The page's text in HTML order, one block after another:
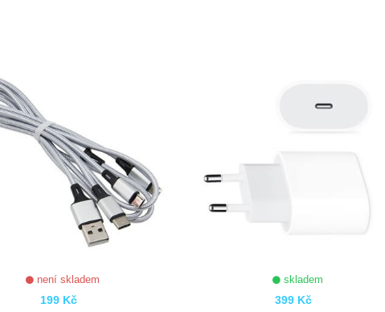
není skladem
199 Kč
skladem
399 Kč